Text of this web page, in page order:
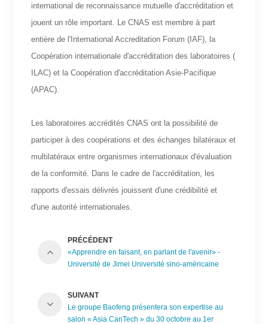
international de reconnaissance mutuelle d'accréditation et
jouent un rôle important. Le CNAS est membre à part
entière de l'International Accreditation Forum (IAF), la
Coopération internationale d'accréditation des laboratoires (
ILAC) et la Coopération d'accréditation Asie-Pacifique
(APAC).
Les laboratoires accrédités CNAS ont la possibilité de
participer à des coopérations et des échanges bilatéraux et
multilatéraux entre organismes internationaux d'évaluation
de la conformité. Dans le cadre de l'accréditation, les
rapports d'essais délivrés jouissent d'une crédibilité et
d'une autorité internationales.
PRÉCÉDENT
«Apprendre en faisant, en parlant de l'avenir» -
Université de Jimei Université sino-américaine
SUIVANT
Le groupe Baofeng présentera son expertise au
salon « Asia CanTech » du 30 octobre au 1er